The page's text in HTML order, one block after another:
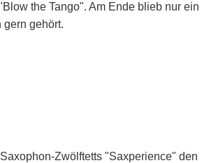
the Tango". Am Ende blieb nur ein
gehört.
Zwölftetts "Saxperience" den